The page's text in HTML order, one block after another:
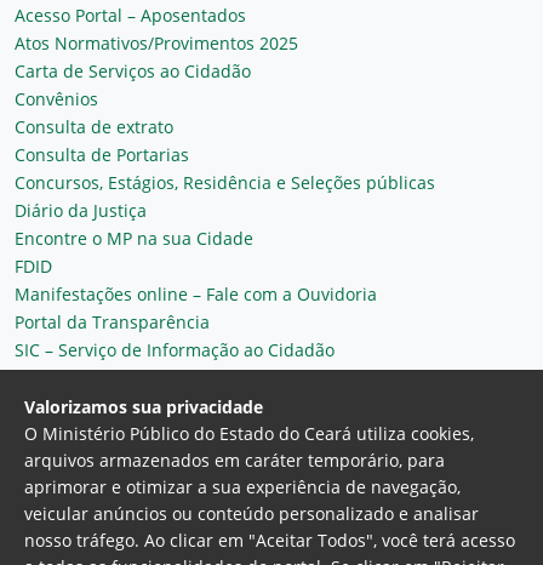
Acesso Portal – Aposentados
Atos Normativos/Provimentos 2025
Carta de Serviços ao Cidadão
Convênios
Consulta de extrato
Consulta de Portarias
Concursos, Estágios, Residência e Seleções públicas
Diário da Justiça
Encontre o MP na sua Cidade
FDID
Manifestações online – Fale com a Ouvidoria
Portal da Transparência
SIC – Serviço de Informação ao Cidadão
Plantão MP do Ceará
Secretaria Geral
Valorizamos sua privacidade
O Ministério Público do Estado do Ceará utiliza cookies,
arquivos armazenados em caráter temporário, para
aprimorar e otimizar a sua experiência de navegação,
veicular anúncios ou conteúdo personalizado e analisar
nosso tráfego. Ao clicar em "Aceitar Todos", você terá acesso